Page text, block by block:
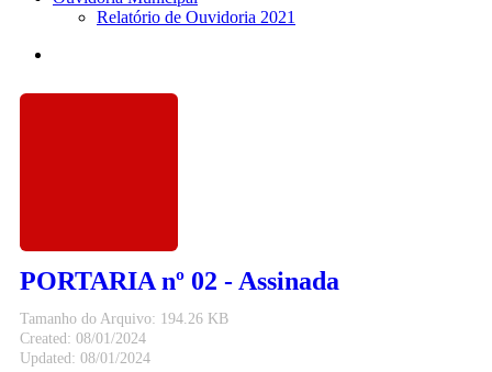
Relatório de Ouvidoria 2021
PORTARIA nº 02 - Assinada
Tamanho do Arquivo: 194.26 KB
Created: 08/01/2024
Updated: 08/01/2024